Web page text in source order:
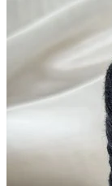
В наличии 11280
гр